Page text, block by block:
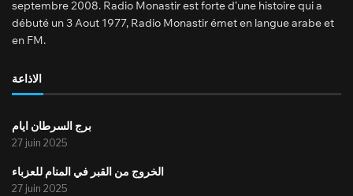
septembre 2008. Radio Monastir est forte d’une histoire qui a
débuté un 3 Aout 1977, Radio Monastir émet en langue arabe et
en FM.
الاذاعة
برج السرطان ايام
27 juin 2025
الخروج من القبر في المنام للعزباء
27 juin 2025